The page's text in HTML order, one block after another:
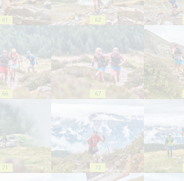
61 62
66 67
71 72